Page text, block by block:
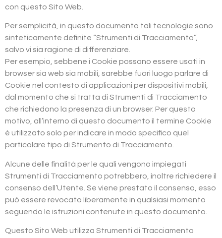
con questo Sito Web.
Per semplicità, in questo documento tali tecnologie sono
sinteticamente definite “Strumenti di Tracciamento”,
salvo vi sia ragione di differenziare.
Per esempio, sebbene i Cookie possano essere usati in
browser sia web sia mobili, sarebbe fuori luogo parlare di
Cookie nel contesto di applicazioni per dispositivi mobili,
dal momento che si tratta di Strumenti di Tracciamento
che richiedono la presenza di un browser. Per questo
motivo, all’interno di questo documento il termine Cookie
è utilizzato solo per indicare in modo specifico quel
particolare tipo di Strumento di Tracciamento.
Alcune delle finalità per le quali vengono impiegati
Strumenti di Tracciamento potrebbero, inoltre richiedere il
consenso dell’Utente. Se viene prestato il consenso, esso
può essere revocato liberamente in qualsiasi momento
seguendo le istruzioni contenute in questo documento.
Questo Sito Web utilizza Strumenti di Tracciamento